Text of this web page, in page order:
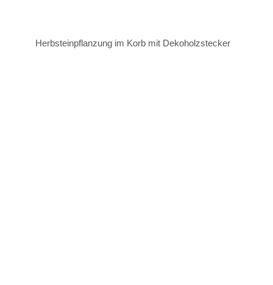
Herbsteinpflanzung im Korb mit Dekoholzstecker